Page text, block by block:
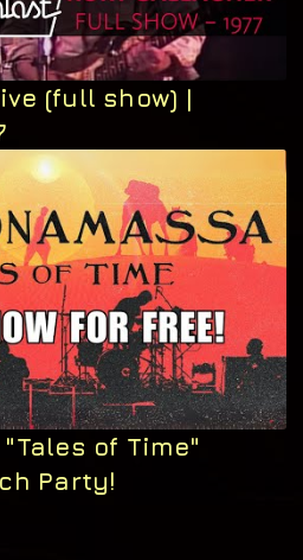
(full show) |
of Time"
Party!